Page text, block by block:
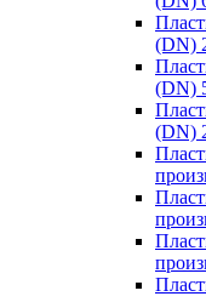
(DN)
(DN)
(DN)